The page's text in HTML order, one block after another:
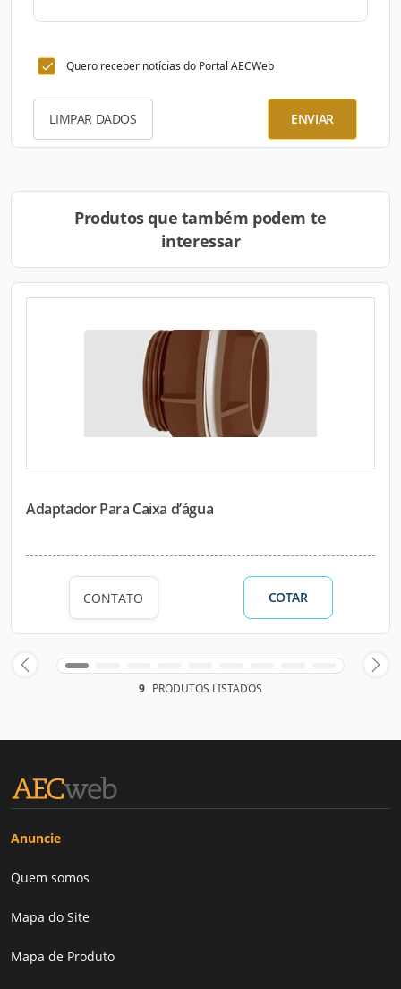
Quero receber notícias do Portal AECWeb
LIMPAR DADOS ENVIAR
Produtos que também podem te
interessar
Adaptador Para Caixa d’água
CONTATO COTAR
9 PRODUTOS LISTADOS
Anuncie
Quem somos
Mapa do Site
Mapa de Produto